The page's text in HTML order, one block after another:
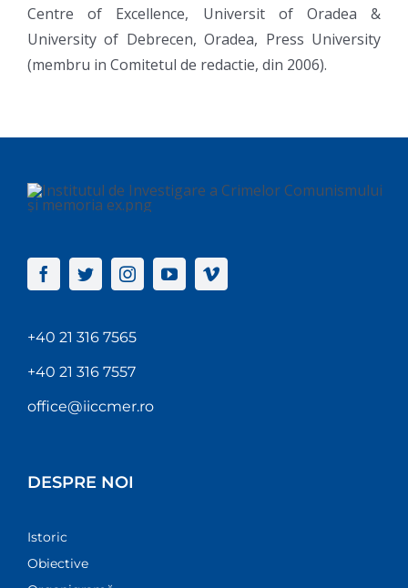
Centre of Excellence, Universit of Oradea &
University of Debrecen, Oradea, Press University
(membru in Comitetul de redactie, din 2006).
+40 21 316 7565
+40 21 316 7557
office@iiccmer.ro
DESPRE NOI
Istoric
Obiective